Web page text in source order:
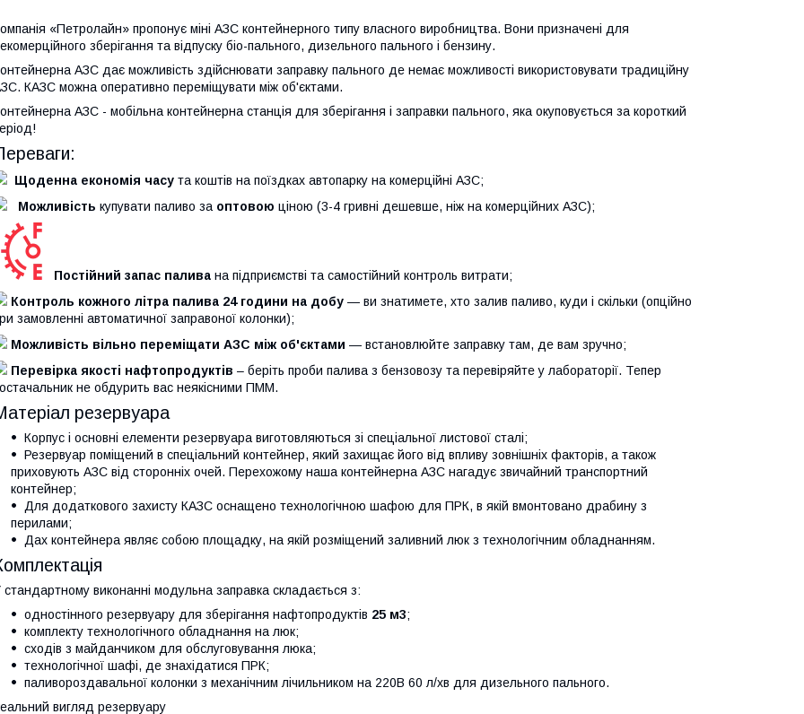
«Петролайн» пропонує міні АЗС контейнерного типу власного виробництва. Вони призначені для
зберігання та відпуску біо-пального, дизельного пального і бензину.
АЗС дає можливість здійснювати заправку пального де немає можливості використовувати традиційну
КАЗС можна оперативно переміщувати між об'єктами.
АЗС - мобільна контейнерна станція для зберігання і заправки пального, яка окуповується за короткий
Щоденна економія часу та коштів на поїздках автопарку на комерційні АЗС;
Можливість купувати паливо за оптовою ціною (3-4 гривні дешевше, ніж на комерційних АЗС);
Постійний запас палива на підприємстві та самостійний контроль витрати;
Контроль кожного літра палива 24 години на добу — ви знатимете, хто залив паливо, куди і скільки (опційно
замовленні автоматичної заправоної колонки);
Можливість вільно переміщати АЗС між об'єктами — встановлюйте заправку там, де вам зручно;
Перевірка якості нафтопродуктів – беріть проби палива з бензовозу та перевіряйте у лабораторії. Тепер
не обдурить вас неякісними ПММ.
резервуара
Корпус і основні елементи резервуара виготовляються зі спеціальної листової сталі;
Резервуар поміщений в спеціальний контейнер, який захищає його від впливу зовнішніх факторів, а також
приховують АЗС від сторонніх очей. Перехожому наша контейнерна АЗС нагадує звичайний транспортний
контейнер;
Для додаткового захисту КАЗС оснащено технологічною шафою для ПРК, в якій вмонтовано драбину з
перилами;
Дах контейнера являє собою площадку, на якій розміщений заливний люк з технологічним обладнанням.
стандартному виконанні модульна заправка складається з:
одностінного резервуару для зберігання нафтопродуктів 25 м3;
комплекту технологічного обладнання на люк;
сходів з майданчиком для обслуговування люка;
технологічної шафі, де знахідатися ПРК;
паливороздавальної колонки з механічним лічильником на 220В 60 л/хв для дизельного пального.
вигляд резервуару